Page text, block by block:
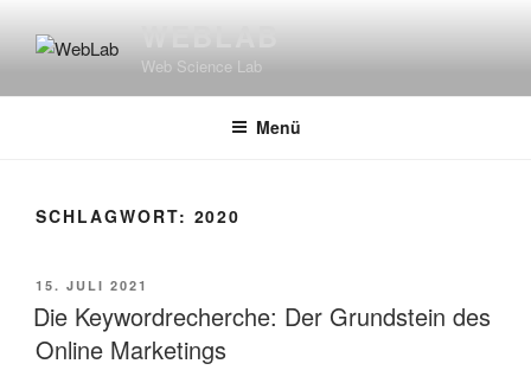
Inhalt
WEBLAB
Web Science Lab
Menü
SCHLAGWORT: 2020
VERÖFFENTLICHT
AM
15. JULI 2021
Die Keywordrecherche: Der Grundstein des
Online Marketings